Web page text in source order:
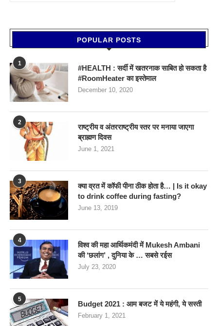
POPULAR POSTS
1
#HEALTH : सर्दी में खतरनाक साबित हो सकता है
#RoomHeater का इस्तेमाल
December 10, 2020
2
राष्ट्रीय व अंतरराष्ट्रीय स्तर पर मनाया जाएगा
ब्राह्मण दिवस
June 1, 2021
3
क्या व्रत में कॉफी पीना ठीक होता है… | Is it okay
to drink coffee during fasting?
June 13, 2019
4
विश्व की महा आर्थिकमंदी में Mukesh Ambani
की ‘छलांग’ , दुनिया के … सबसे रईस
July 23, 2020
5
Budget 2021 : आम बजट में ये महंगी, ये सस्‍ती
February 1, 2021